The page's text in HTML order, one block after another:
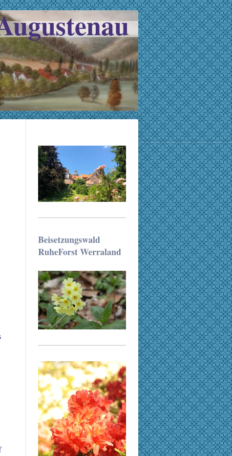
Beisetzungswald
RuheForst Werraland